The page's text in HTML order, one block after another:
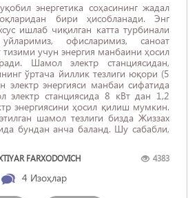
энергетика соҳасининг жадал
бири ҳисобланади. Энг
ишлаб чиқилган катта турбинали
офисларимиз, саноат
учун энергия манбаини ҳосил
Шамол электр станциясидан,
ўртача йиллик тезлиги юқори (5
электр энергияси манбаи сифатида
электр станциясида 8 кВт дан 1,2
энергиясини ҳосил қилиш мумкин.
шамол тезлиги бизда Жиззах
бундан анча баланд. Шу сабабли,
FARXODOVICH 4383
4 Изоҳлар